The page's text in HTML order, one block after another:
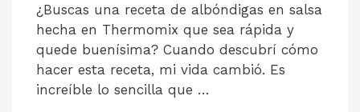
¿Buscas una receta de albóndigas en salsa
hecha en Thermomix que sea rápida y
quede buenísima? Cuando descubrí cómo
hacer esta receta, mi vida cambió. Es
increíble lo sencilla que …